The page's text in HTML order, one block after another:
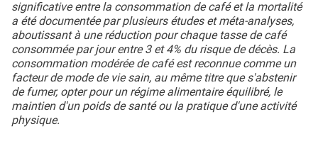
significative entre la consommation de café et la mortalité
a été documentée par plusieurs études et méta-analyses,
aboutissant à une réduction pour chaque tasse de café
consommée par jour entre 3 et 4% du risque de décès. La
consommation modérée de café est reconnue comme un
facteur de mode de vie sain, au même titre que s'abstenir
de fumer, opter pour un régime alimentaire équilibré, le
maintien d'un poids de santé ou la pratique d'une activité
physique.